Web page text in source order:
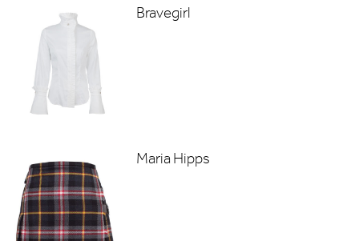
Bravegirl
Maria Hipps